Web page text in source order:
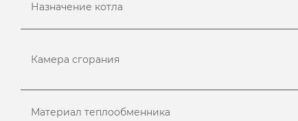
Назначение котла
Камера сгорания
Материал теплообменника